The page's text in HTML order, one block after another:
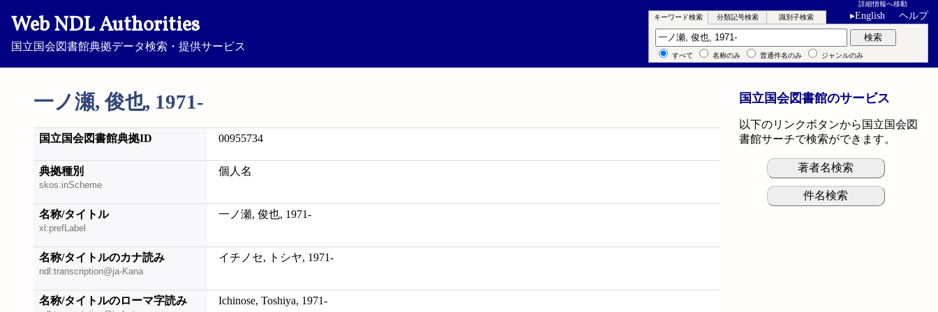
Web NDL Authorities
国立国会図書館典拠データ検索・提供サービス
詳細情報へ移動
▸English ヘルプ
一ノ瀬, 俊也, 1971-
キーワード検索 分類記号検索 識別子検索
キーワード検索 検索
すべて 名称のみ 普通件名のみ ジャンルのみ
国立国会図書館典拠ID 00955734
典拠種別
skos:inScheme
個人名
名称/タイトル
xl:prefLabel
一ノ瀬, 俊也, 1971-
名称/タイトルのカナ読み
ndl:transcription@ja-Kana
イチノセ, トシヤ, 1971-
名称/タイトルのローマ字読み Ichinose, Toshiya, 1971-
国立国会図書館のサービス
以下のリンクボタンから国立国会図
書館サーチで検索ができます。
著者名検索
件名検索